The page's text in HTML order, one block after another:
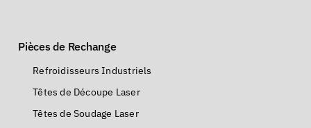
Pièces de Rechange
Refroidisseurs Industriels
Têtes de Découpe Laser
Têtes de Soudage Laser